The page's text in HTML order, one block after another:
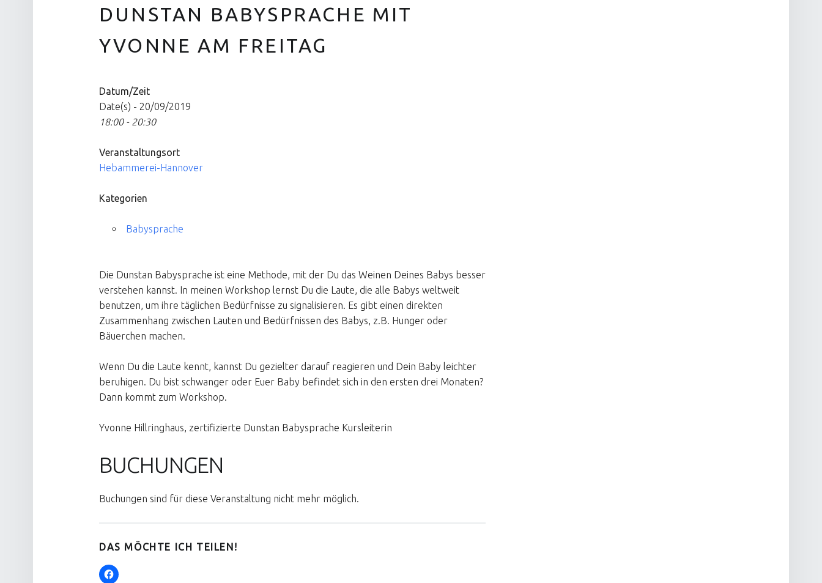
DUNSTAN BABYSPRACHE MIT
YVONNE AM FREITAG
Datum/Zeit
Date(s) - 20/09/2019
18:00 - 20:30
Veranstaltungsort
Hebammerei-Hannover
Kategorien
Babysprache
Die Dunstan Babysprache ist eine Methode, mit der Du das Weinen Deines Babys besser
verstehen kannst. In meinen Workshop lernst Du die Laute, die alle Babys weltweit
benutzen, um ihre täglichen Bedürfnisse zu signalisieren. Es gibt einen direkten
Zusammenhang zwischen Lauten und Bedürfnissen des Babys, z.B. Hunger oder
Bäuerchen machen.
Wenn Du die Laute kennt, kannst Du gezielter darauf reagieren und Dein Baby leichter
beruhigen. Du bist schwanger oder Euer Baby befindet sich in den ersten drei Monaten?
Dann kommt zum Workshop.
Yvonne Hillringhaus, zertifizierte Dunstan Babysprache Kursleiterin
BUCHUNGEN
Buchungen sind für diese Veranstaltung nicht mehr möglich.
DAS MÖCHTE ICH TEILEN!